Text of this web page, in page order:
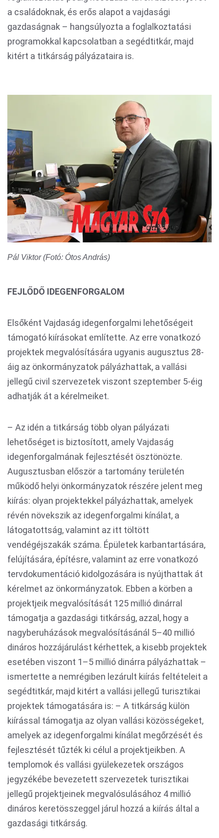
a családoknak, és erős alapot a vajdasági
gazdaságnak – hangsúlyozta a foglalkoztatási
programokkal kapcsolatban a segédtitkár, majd
kitért a titkárság pályázataira is.
Pál Viktor (Fotó: Ótos András)
FEJLŐDŐ IDEGENFORGALOM
Elsőként Vajdaság idegenforgalmi lehetőségeit
támogató kiírásokat említette. Az erre vonatkozó
projektek megvalósítására ugyanis augusztus 28-
áig az önkormányzatok pályázhattak, a vallási
jellegű civil szervezetek viszont szeptember 5-éig
adhatják át a kérelmeiket.
– Az idén a titkárság több olyan pályázati
lehetőséget is biztosított, amely Vajdaság
idegenforgalmának fejlesztését ösztönözte.
Augusztusban először a tartomány területén
működő helyi önkormányzatok részére jelent meg
kiírás: olyan projektekkel pályázhattak, amelyek
révén növekszik az idegenforgalmi kínálat, a
látogatottság, valamint az itt töltött
vendégéjszakák száma. Épületek karbantartására,
felújítására, építésre, valamint az erre vonatkozó
tervdokumentáció kidolgozására is nyújthattak át
kérelmet az önkormányzatok. Ebben a körben a
projektjeik megvalósítását 125 millió dinárral
támogatja a gazdasági titkárság, azzal, hogy a
nagyberuházások megvalósításánál 5–40 millió
dináros hozzájárulást kérhettek, a kisebb projektek
esetében viszont 1–5 millió dinárra pályázhattak –
ismertette a nemrégiben lezárult kiírás feltételeit a
segédtitkár, majd kitért a vallási jellegű turisztikai
projektek támogatására is: – A titkárság külön
kiírással támogatja az olyan vallási közösségeket,
amelyek az idegenforgalmi kínálat megőrzését és
fejlesztését tűzték ki célul a projektjeikben. A
templomok és vallási gyülekezetek országos
jegyzékébe bevezetett szervezetek turisztikai
jellegű projektjeinek megvalósulásához 4 millió
dináros keretösszeggel járul hozzá a kiírás által a
gazdasági titkárság.